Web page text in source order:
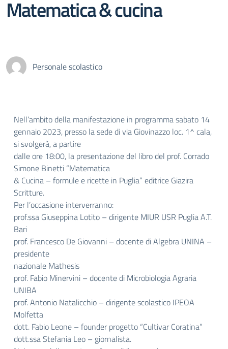
Matematica & cucina
Personale scolastico
Nell’ambito della manifestazione in programma sabato 14
gennaio 2023, presso la sede di via Giovinazzo loc. 1^ cala,
si svolgerà, a partire
dalle ore 18:00, la presentazione del libro del prof. Corrado
Simone Binetti “Matematica
& Cucina – formule e ricette in Puglia” editrice Giazira
Scritture.
Per l’occasione interverranno:
prof.ssa Giuseppina Lotito – dirigente MIUR USR Puglia A.T.
Bari
prof. Francesco De Giovanni – docente di Algebra UNINA –
presidente
nazionale Mathesis
prof. Fabio Minervini – docente di Microbiologia Agraria
UNIBA
prof. Antonio Natalicchio – dirigente scolastico IPEOA
Molfetta
dott. Fabio Leone – founder progetto “Cultivar Coratina”
dott.ssa Stefania Leo – giornalista.